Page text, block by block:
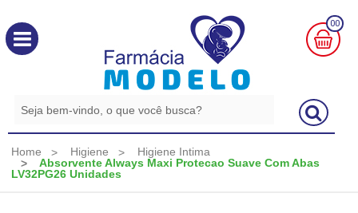
00
0,00
Home Higiene
Higiene Intima
Absorvente Always Maxi Protecao Suave Com Abas
LV32PG26 Unidades